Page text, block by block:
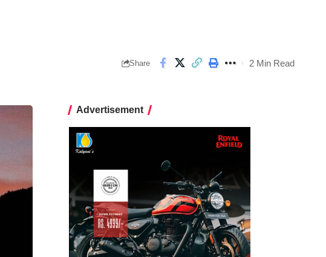
Share 2 Min Read
Advertisement